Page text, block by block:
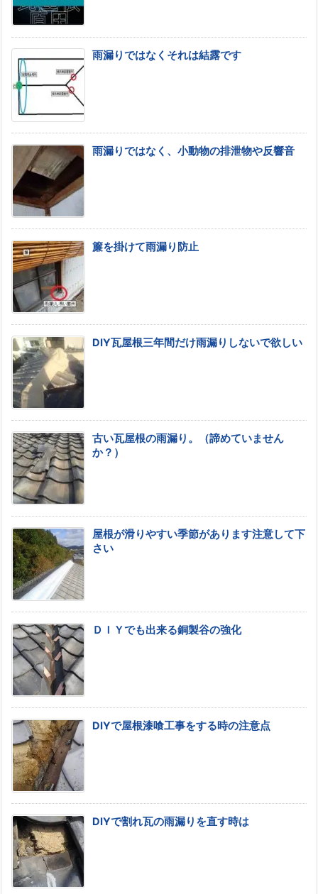
雨漏りではなくそれは結露です
雨漏りではなく、小動物の排泄物や反響音
簾を掛けて雨漏り防止
DIY瓦屋根三年間だけ雨漏りしないで欲しい
古い瓦屋根の雨漏り。（諦めていません
か？）
屋根が滑りやすい季節があります注意して下
さい
ＤＩＹでも出来る銅製谷の強化
DIYで屋根漆喰工事をする時の注意点
DIYで割れ瓦の雨漏りを直す時は